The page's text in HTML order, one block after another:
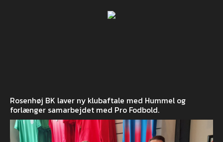
Rosenhøj BK laver ny klubaftale med Hummel og
forlænger samarbejdet med Pro Fodbold.